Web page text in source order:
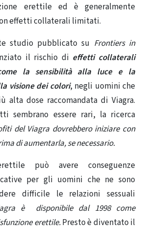
erettile ed è generalmente
effetti collaterali limitati.
studio pubblicato su Frontiers in
il rischio di effetti collaterali
la sensibilità alla luce e la
visione dei colori, negli uomini che
alta dose raccomandata di Viagra.
sembrano essere rari, la ricerca
del Viagra dovrebbero iniziare con
di aumentarla, se necessario.
può avere conseguenze
per gli uomini che ne sono
difficile le relazioni sessuali
è disponibile dal 1998 come
erettile.Presto è diventato il